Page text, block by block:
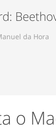
da Hora
o